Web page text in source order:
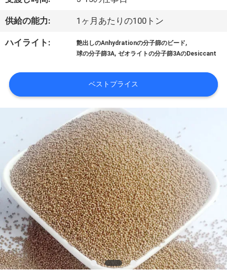
ー
私
ち
に
い
て
工
場
見
学
供給の能力: 1ヶ月あたりの100トン
ハイライト: 艶出しのAnhydrationの分子篩のビード,
球の分子篩3A,ゼオライトの分子篩3AのDesiccant
ベストプライス